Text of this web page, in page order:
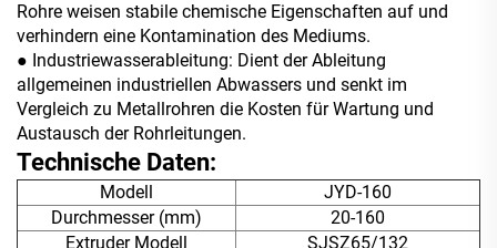
Rohre weisen stabile chemische Eigenschaften auf und
verhindern eine Kontamination des Mediums.
● Industriewasserableitung: Dient der Ableitung
allgemeinen industriellen Abwassers und senkt im
Vergleich zu Metallrohren die Kosten für Wartung und
Austausch der Rohrleitungen.
Technische Daten:
Modell
JYD-160
Durchmesser (mm)
20-160
Extruder Modell
SJSZ65/132